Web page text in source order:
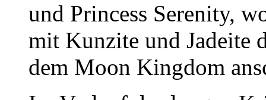
und Princess Serenity,
mit Kunzite und Jadeite
dem Moon Kingdom